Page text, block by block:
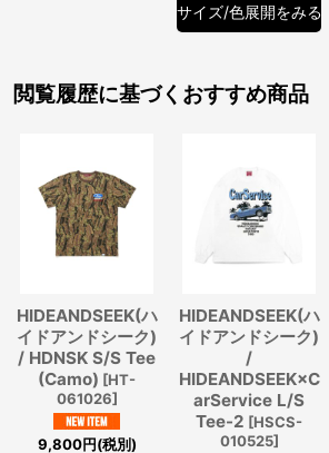
サイズ/色展開をみる
閲覧履歴に基づくおすすめ商品
HIDEANDSEEK(ハ
イドアンドシーク)
/ HDNSK S/S Tee
(Camo) [HT-
061026]
9,800円(税別)
HIDEANDSEEK(ハ
イドアンドシーク)
/
HIDEANDSEEK×C
arService L/S
Tee-2 [HSCS-
010525]